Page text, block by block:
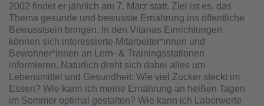
2002 findet er jährlich am 7. März statt. Ziel ist es, das
Thema gesunde und bewusste Ernährung ins öffentliche
Bewusstsein bringen. In den Vitanas Einrichtungen
können sich interessierte Mitarbeiter*innen und
Bewohner*innen an Lern- & Trainingsstationen
informieren. Natürlich dreht sich dabei alles um
Lebensmittel und Gesundheit: Wie viel Zucker steckt im
Essen? Wie kann ich meine Ernährung an heißen Tagen
im Sommer optimal gestalten? Wie kann ich Laborwerte